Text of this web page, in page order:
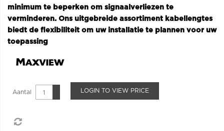
minimum te beperken om signaalverliezen te
verminderen. Ons uitgebreide assortiment kabellengtes
biedt de flexibiliteit om uw installatie te plannen voor uw
toepassing
Aantal LOGIN TO VIEW PRICE